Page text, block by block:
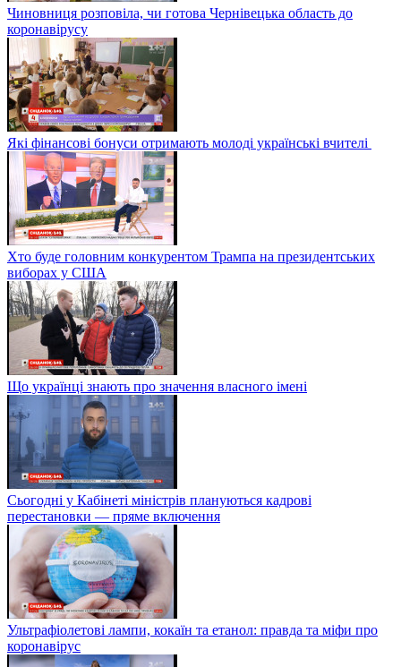
Чиновниця розповіла, чи готова Чернівецька область до
коронавірусу
Які фінансові бонуси отримають молоді українські вчителі
Хто буде головним конкурентом Трампа на президентських
виборах у США
Що українці знають про значення власного імені
Сьогодні у Кабінеті міністрів плануються кадрові
перестановки — пряме включення
Ультрафіолетові лампи, кокаїн та етанол: правда та міфи про
коронавірус